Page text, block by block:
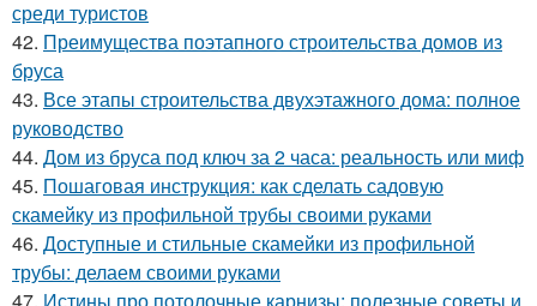
среди туристов
42. Преимущества поэтапного строительства домов из
бруса
43. Все этапы строительства двухэтажного дома: полное
руководство
44. Дом из бруса под ключ за 2 часа: реальность или миф
45. Пошаговая инструкция: как сделать садовую
скамейку из профильной трубы своими руками
46. Доступные и стильные скамейки из профильной
трубы: делаем своими руками
47. Истины про потолочные карнизы: полезные советы и